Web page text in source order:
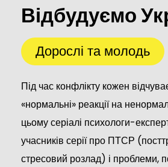
Відбудуємо
Дорослі та молодь
Під час конфлікту кожен
«нормальні» реакції на
цьому серіалі психологи-
учасників серії про ПТСР
стресовий розлад) і проблеми,